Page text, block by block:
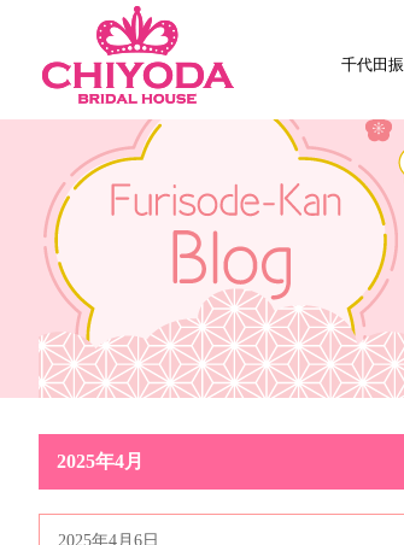
千代田
2025年4月
2025年4月6日